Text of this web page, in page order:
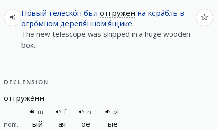
Но́вый телеско́п был отгружен на кора́бль в
огро́мном деревя́нном я́щике.
The new telescope was shipped in a huge wooden
box.
DECLENSION
отгружённ-
m f n
pl
nom.
-ый -ая -ое -ые